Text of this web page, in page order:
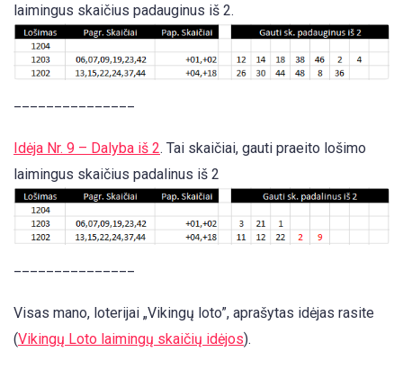
laimingus skaičius padauginus iš 2.
Idėja Nr. 9 – Dalyba iš 2. Tai skaičiai, gauti praeito lošimo
laimingus skaičius padalinus iš 2
Visas mano, loterijai „Vikingų loto”, aprašytas idėjas rasite
(Vikingų Loto laimingų skaičių idėjos).